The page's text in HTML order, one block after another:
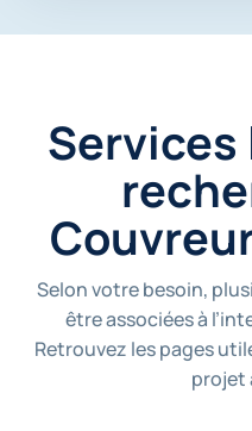
Services
Selon votre besoin,
être associées à
Retrouvez les pages
projet